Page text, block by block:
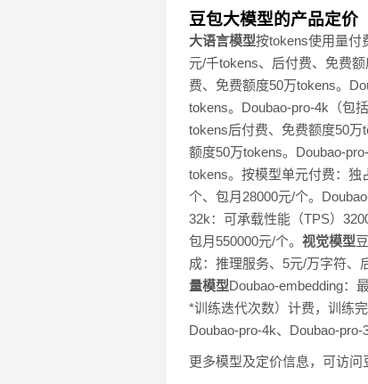
豆包大模型的产品定价
大语言模型按tokens使用量付
元/千tokens、后付费、免费
费、免费额度50万tokens。
tokens。Doubao-pro-4k（包
tokens后付费、免费额度50
额度50万tokens。Doubao-
tokens。按模型单元付费：独
个、包月28000元/个。
32k：可承载性能（TPS）
包月550000元/个。 视觉模型
成：推理服务、5元/万字符、
量模型Doubao-embedding：
*训练迭代次数）计费，训练
Doubao-pro-4k、Doubao-
更多模型及定价信息，可访问